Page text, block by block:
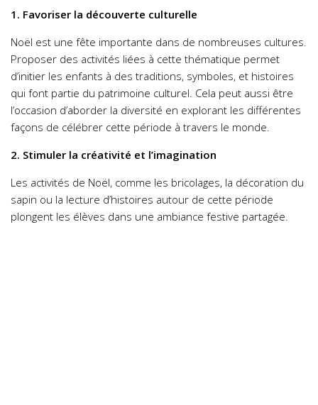
1. Favoriser la découverte culturelle
Noël est une fête importante dans de nombreuses cultures.
Proposer des activités liées à cette thématique permet
d’initier les enfants à des traditions, symboles, et histoires
qui font partie du patrimoine culturel. Cela peut aussi être
l’occasion d’aborder la diversité en explorant les différentes
façons de célébrer cette période à travers le monde.
2. Stimuler la créativité et l’imagination
Les activités de Noël, comme les bricolages, la décoration du
sapin ou la lecture d’histoires autour de cette période
plongent les élèves dans une ambiance festive partagée.